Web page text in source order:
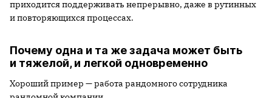
приходится поддерживать непрерывно, даже в рутинных
и повторяющихся процессах.
Почему одна и та же задача может быть
и тяжелой, и легкой одновременно
Хороший пример — работа рандомного сотрудника